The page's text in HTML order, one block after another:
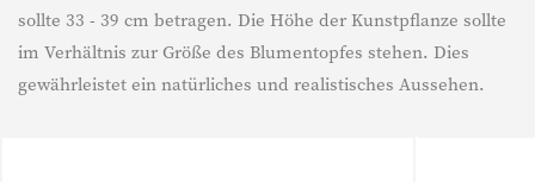
sollte 33 - 39 cm betragen. Die Höhe der Kunstpflanze sollte
im Verhältnis zur Größe des Blumentopfes stehen. Dies
gewährleistet ein natürliches und realistisches Aussehen.